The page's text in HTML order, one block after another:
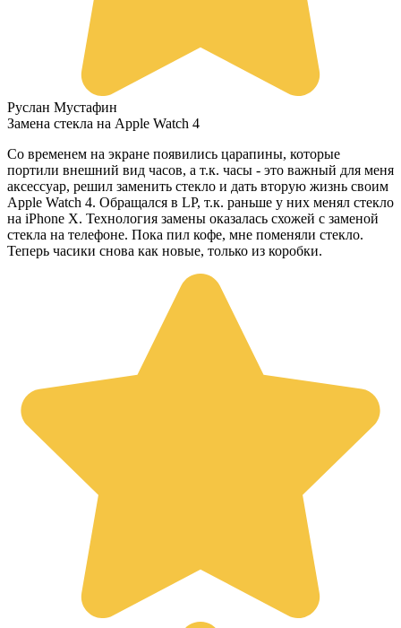
Руслан Мустафин
Замена стекла на Apple Watch 4
Со временем на экране появились царапины, которые
портили внешний вид часов, а т.к. часы - это важный для меня
аксессуар, решил заменить стекло и дать вторую жизнь своим
Apple Watch 4. Обращался в LP, т.к. раньше у них менял стекло
на iPhone X. Технология замены оказалась схожей с заменой
стекла на телефоне. Пока пил кофе, мне поменяли стекло.
Теперь часики снова как новые, только из коробки.